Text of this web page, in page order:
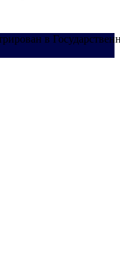
в